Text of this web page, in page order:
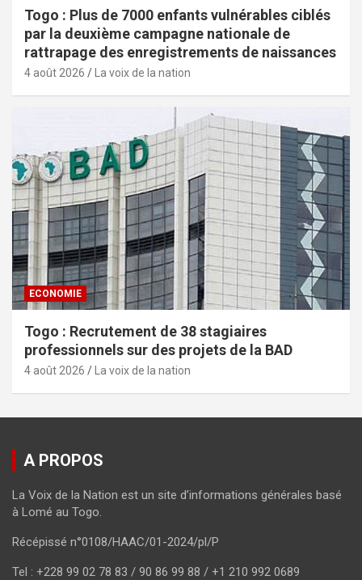
Togo : Plus de 7000 enfants vulnérables ciblés
par la deuxième campagne nationale de
rattrapage des enregistrements de naissances
4 août 2026 La voix de la nation
ECONOMIE
Togo : Recrutement de 38 stagiaires
professionnels sur des projets de la BAD
4 août 2026 La voix de la nation
A PROPOS
La Voix de la Nation est un site d’informations générales basé
à Lomé au Togo.
Récépissé n°0108/HAAC/01-2024/pl/P
Tel : +228 99 02 78 83 / 90 86 99 88 / +1 210 992 0689